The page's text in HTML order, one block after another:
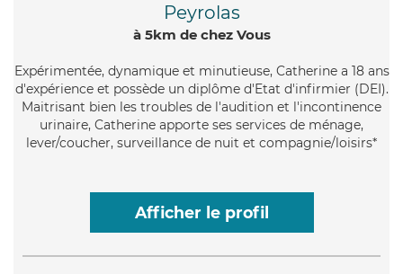
Peyrolas
à 5km de chez Vous
Expérimentée, dynamique et minutieuse, Catherine a 18 ans
d'expérience et possède un diplôme d'Etat d'infirmier (DEI).
Maitrisant bien les troubles de l'audition et l'incontinence
urinaire, Catherine apporte ses services de ménage,
lever/coucher, surveillance de nuit et compagnie/loisirs*
Afficher le profil